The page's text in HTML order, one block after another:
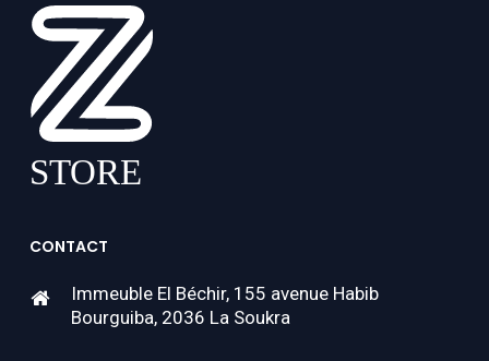
CONTACT
Immeuble El Béchir, 155 avenue Habib
Bourguiba, 2036 La Soukra